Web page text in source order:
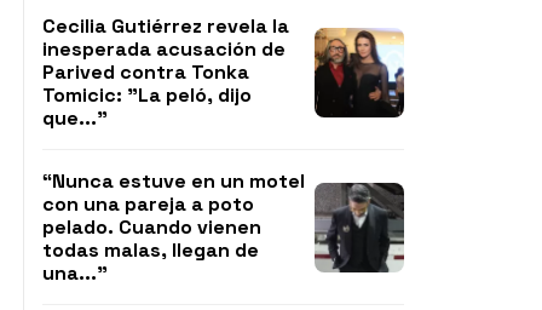
Cecilia Gutiérrez revela la
inesperada acusación de
Parived contra Tonka
Tomicic: "La peló, dijo
que..."
“Nunca estuve en un motel
con una pareja a poto
pelado. Cuando vienen
todas malas, llegan de
una..."